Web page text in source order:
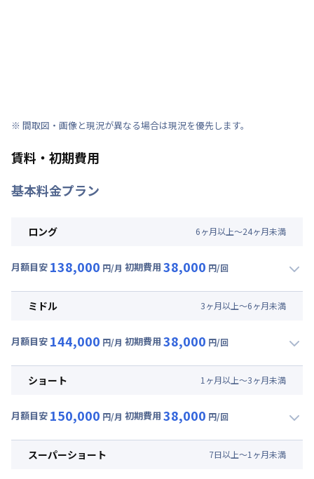
※ 間取図・画像と現況が異なる場合は現況を優先します。
賃料・初期費用
基本料金プラン
ロング 6ヶ月以上～24ヶ月未満
月額目安 138,000 円/月 初期費用 38,000 円/回
月額賃料目安(30日利用)
光熱費他 : 24,545円/月 (税抜)
初期費用
ミドル 3ヶ月以上～6ヶ月未満
月額目安 144,000 円/月 初期費用 38,000 円/回
月額賃料目安(30日利用)
光熱費他 : 24,545円/月 (税抜)
初期費用
ショート 1 ヶ月以上～3ヶ月未満
月額目安 150,000 円/月 初期費用 38,000 円/回
月額賃料目安(30日利用)
スーパーショート 7日以上～1 ヶ月未満